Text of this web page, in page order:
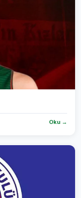
Oku →